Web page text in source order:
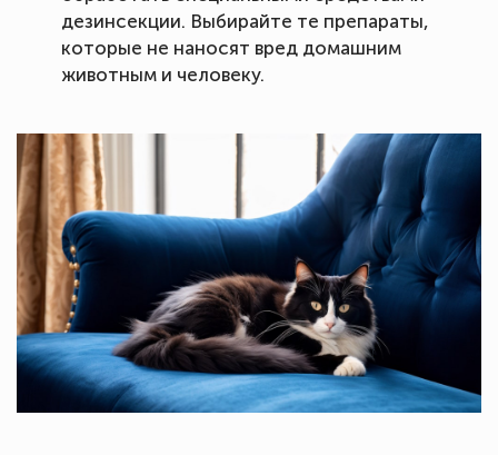
дезинсекции. Выбирайте те препараты,
которые не наносят вред домашним
животным и человеку.